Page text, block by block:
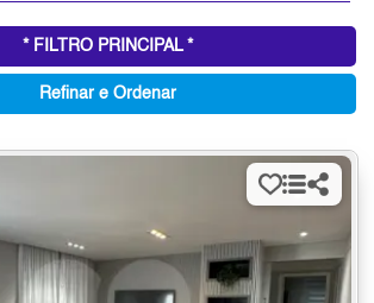
* FILTRO PRINCIPAL *
Refinar e Ordenar